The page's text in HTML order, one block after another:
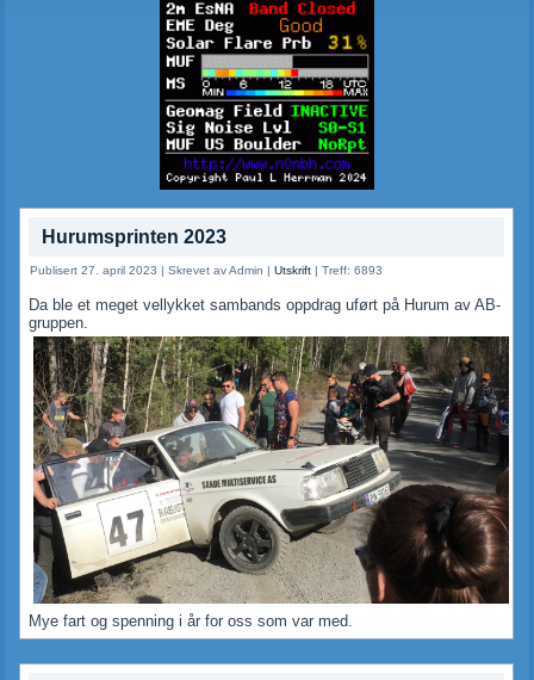
Hurumsprinten 2023
Publisert 27. april 2023 |Skrevet av Admin |Utskrift |Treff: 6893
Da ble et meget vellykket sambands oppdrag uført på Hurum av AB-
gruppen.
Mye fart og spenning i år for oss som var med.